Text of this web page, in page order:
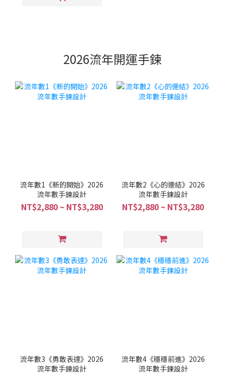
2026流年開運手鍊
流年數1《新的開始》2026
流年數手鍊設計
NT$2,880 ~ NT$3,280
流年數2《心的連結》2026
流年數手鍊設計
NT$2,880 ~ NT$3,280
流年數3《勇敢表達》2026
流年數手鍊設計
流年數4《穩穩前進》2026
流年數手鍊設計